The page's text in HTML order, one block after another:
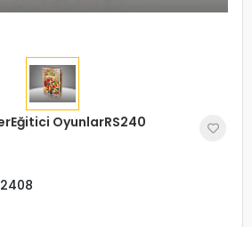
OyunlarRS240